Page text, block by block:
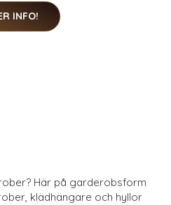
INFO!
Här på garderobsform
klädhängare och hyllor